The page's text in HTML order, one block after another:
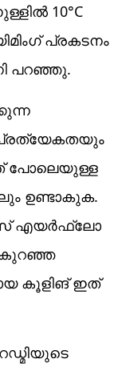
10°C
പ്രകടനം
പറഞ്ഞു.
പ്രത്യേകതയും
പോലെയുള്ള
ഉണ്ടാകുക.
എയർഫ്ലോ
കുറഞ്ഞ
കൂളിങ് ഇത്